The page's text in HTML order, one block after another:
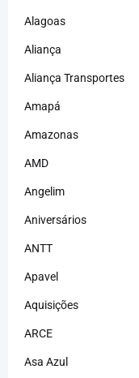
Alagoas
Aliança
Aliança Transportes
Amapá
Amazonas
AMD
Angelim
Aniversários
ANTT
Apavel
Aquisições
ARCE
Asa Azul